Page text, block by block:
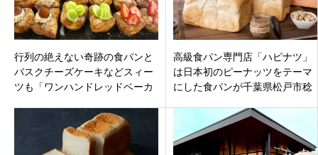
行列の絶えない奇跡の食パンと
バスクチーズケーキなどスィー
ツも「ワンハンドレッドベーカ
高級食パン専門店「ハピナツ」
は日本初のピーナッツをテーマ
にした食パンが千葉県松戸市稔